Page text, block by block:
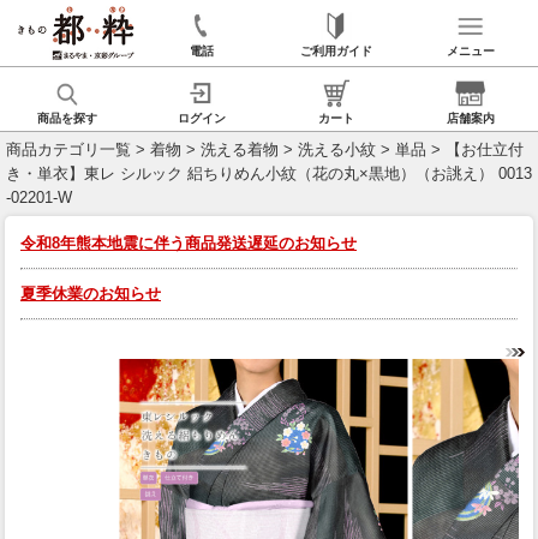
電話 ご利用ガイド メニュー
商品を探す ログイン カート 店舗案内
商品カテゴリ一覧 > 着物 > 洗える着物 > 洗える小紋 > 単品 > 【お仕立付
き・単衣】東レ シルック 絽ちりめん小紋（花の丸×黒地）（お誂え） 0013
-02201-W
令和8年熊本地震に伴う商品発送遅延のお知らせ
夏季休業のお知らせ